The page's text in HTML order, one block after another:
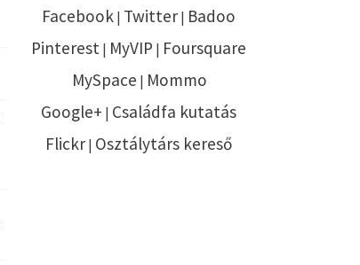
Facebook| Twitter| Badoo
Pinterest| MyVIP | Foursquare
MySpace | Mommo
Google+ | Családfa kutatás
Flickr| Osztálytárs kereső